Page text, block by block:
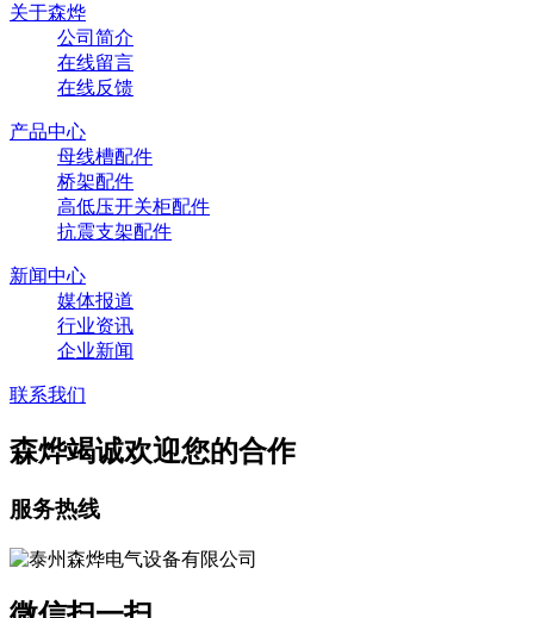
关于森烨
公司简介
在线留言
在线反馈
产品中心
母线槽配件
桥架配件
高低压开关柜配件
抗震支架配件
新闻中心
媒体报道
行业资讯
企业新闻
联系我们
森烨竭诚欢迎您的合作
服务热线